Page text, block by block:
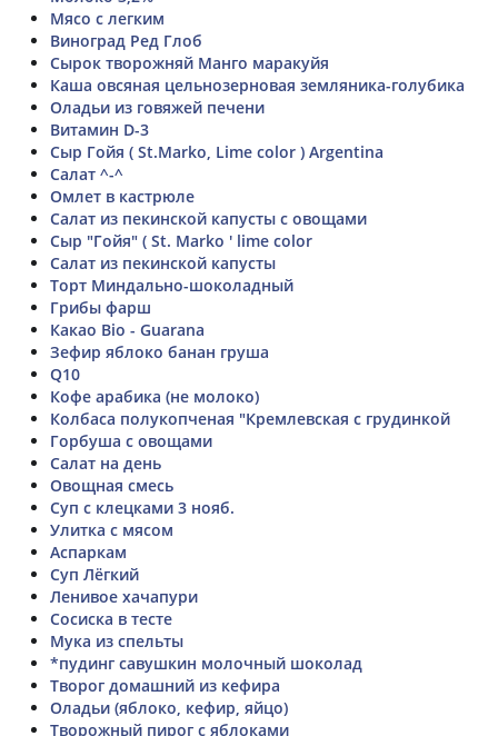
Мясо с легким
Виноград Ред Глоб
Сырок творожняй Манго маракуйя
Каша овсяная цельнозерновая земляника-голубика
Оладьи из говяжей печени
Витамин D-3
Сыр Гойя ( St.Marko, Lime color ) Argentina
Салат ^-^
Омлет в кастрюле
Салат из пекинской капусты с овощами
Сыр "Гойя" ( St. Marko ' lime color
Салат из пекинской капусты
Торт Миндально-шоколадный
Грибы фарш
Какао Bio - Guarana
Зефир яблоко банан груша
Q10
Кофе арабика (не молоко)
Колбаса полукопченая "Кремлевская с грудинкой
Горбуша с овощами
Салат на день
Овощная смесь
Суп с клецками 3 нояб.
Улитка с мясом
Аспаркам
Суп Лёгкий
Ленивое хачапури
Сосиска в тесте
Мука из спельты
*пудинг савушкин молочный шоколад
Творог домашний из кефира
Оладьи (яблоко, кефир, яйцо)
Творожный пирог с яблоками